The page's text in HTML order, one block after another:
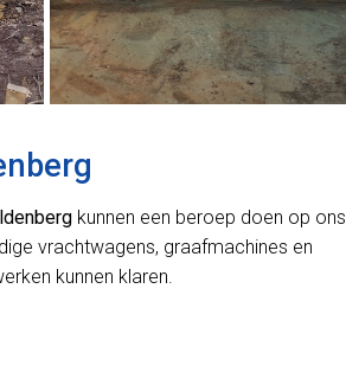
kunnen een beroep doen op ons
vrachtwagens, graafmachines en
kunnen klaren.